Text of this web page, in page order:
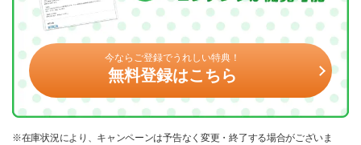
今ならご登録でうれしい特典！
無料登録はこちら
※在庫状況により、キャンペーンは予告なく変更・終了する場合がございま